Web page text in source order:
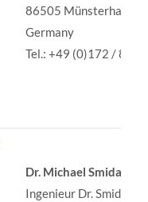
86505 Münsterhausen
Germany
Tel.: +49 (0)172 / 8 30
Dr. Michael Smida
Ingenieur Dr. Smida